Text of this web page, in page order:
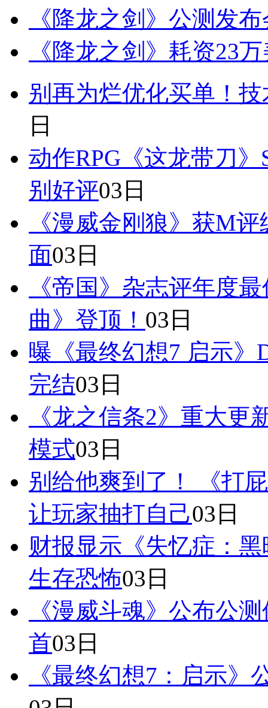
《降龙之剑》公测发
《降龙之剑》耗资23
别再为烂优化买单！
日
动作RPG《这龙带刀
别好评03日
《漫威金刚狼》获M
面03日
《帝国》杂志评年度
曲》登顶！ 03日
曝《最终幻想7 启示
完结03日
《龙之信条2》重大更
模式03日
别给他爽到了！ 《打
让玩家抽打自己03日
财报显示《失忆症：
生存恐怖03日
《漫威斗魂》公布公
首03日
《最终幻想7：启示